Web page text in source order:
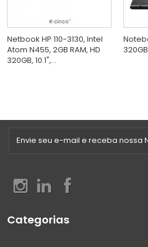
Netbook HP 110-3130, Intel
Atom N455, 2GB RAM, HD
320GB, 10.1",...
Categorias